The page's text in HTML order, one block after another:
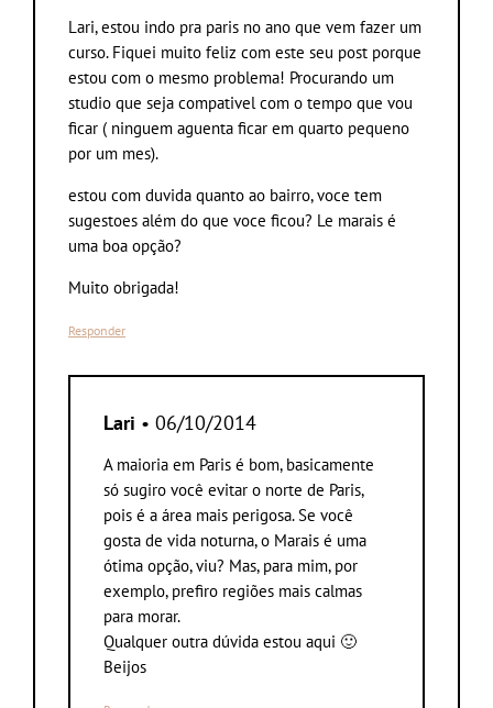
Lari, estou indo pra paris no ano que vem fazer um
curso. Fiquei muito feliz com este seu post porque
estou com o mesmo problema! Procurando um
studio que seja compativel com o tempo que vou
ficar ( ninguem aguenta ficar em quarto pequeno
por um mes).
estou com duvida quanto ao bairro, voce tem
sugestoes além do que voce ficou? Le marais é
uma boa opção?
Muito obrigada!
Responder
Lari • 06/10/2014
A maioria em Paris é bom, basicamente
só sugiro você evitar o norte de Paris,
pois é a área mais perigosa. Se você
gosta de vida noturna, o Marais é uma
ótima opção, viu? Mas, para mim, por
exemplo, prefiro regiões mais calmas
para morar.
Qualquer outra dúvida estou aqui 🙂
Beijos